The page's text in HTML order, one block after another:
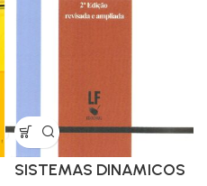
SISTEMAS DINAMICOS